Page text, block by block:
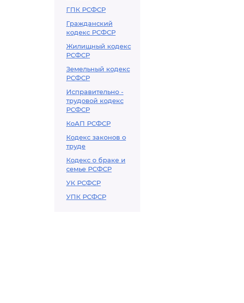
ГПК РСФСР
Гражданский
кодекс РСФСР
Жилищный кодекс
РСФСР
Земельный кодекс
РСФСР
Исправительно -
трудовой кодекс
РСФСР
КоАП РСФСР
Кодекс законов о
труде
Кодекс о браке и
семье РСФСР
УК РСФСР
УПК РСФСР